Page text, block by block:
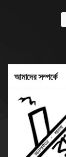
আমাদের সম্পর্কে